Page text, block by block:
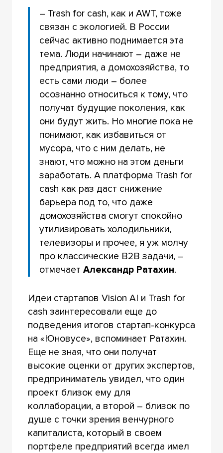
– Trash for cash, как и AWT, тоже
связан с экологией. В России
сейчас активно поднимается эта
тема. Люди начинают – даже не
предприятия, а домохозяйства, то
есть сами люди – более
осознанно относиться к тому, что
получат будущие поколения, как
они будут жить. Но многие пока не
понимают, как избавиться от
мусора, что с ним делать, не
знают, что можно на этом деньги
заработать. А платформа Trash for
cash как раз даст снижение
барьера под то, что даже
домохозяйства смогут спокойно
утилизировать холодильники,
телевизоры и прочее, я уж молчу
про классические В2В задачи, –
отмечаетАлександр Ратахин.
Идеи стартапов Vision AI и Trash for
cash заинтересовали еще до
подведения итогов стартап-конкурса
на «Юновусе», вспоминает Ратахин.
Еще не зная, что они получат
высокие оценки от других экспертов,
предприниматель увидел, что один
проект близок ему для
коллаборации, а второй – близок по
душе с точки зрения венчурного
капиталиста, который в своем
портфеле предприятий всегда имел